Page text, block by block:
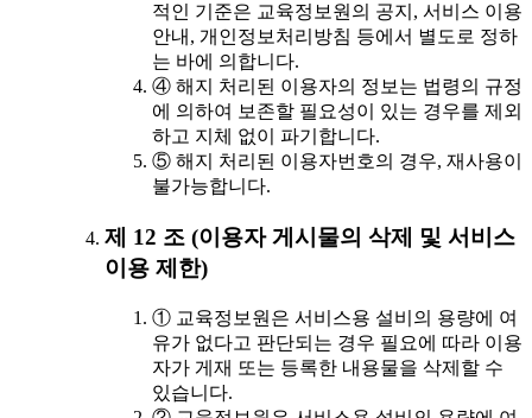
적인 기준은 교육정보원의 공지, 서비스 이용
안내, 개인정보처리방침 등에서 별도로 정하
는 바에 의합니다.
④ 해지 처리된 이용자의 정보는 법령의 규정
에 의하여 보존할 필요성이 있는 경우를 제외
하고 지체 없이 파기합니다.
⑤ 해지 처리된 이용자번호의 경우, 재사용이
불가능합니다.
제 12 조 (이용자 게시물의 삭제 및 서비스
이용 제한)
① 교육정보원은 서비스용 설비의 용량에 여
유가 없다고 판단되는 경우 필요에 따라 이용
자가 게재 또는 등록한 내용물을 삭제할 수
있습니다.